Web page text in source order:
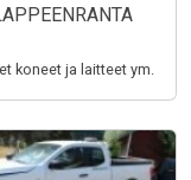
koneet ja laitteet ym.